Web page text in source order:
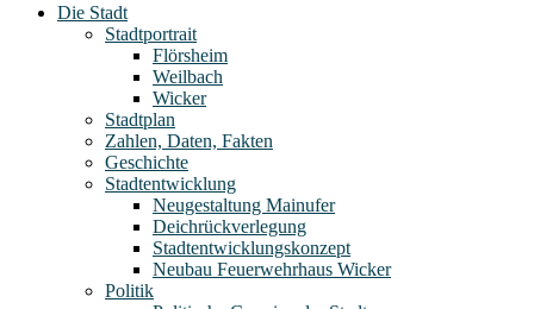
Die Stadt
Stadtportrait
Flörsheim
Weilbach
Wicker
Stadtplan
Zahlen, Daten, Fakten
Geschichte
Stadtentwicklung
Neugestaltung Mainufer
Deichrückverlegung
Stadtentwicklungskonzept
Neubau Feuerwehrhaus Wicker
Politik